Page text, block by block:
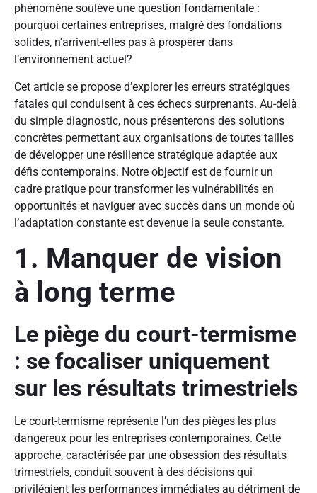
phénomène soulève une question fondamentale :
pourquoi certaines entreprises, malgré des fondations
solides, n’arrivent-elles pas à prospérer dans
l’environnement actuel?
Cet article se propose d’explorer les erreurs stratégiques
fatales qui conduisent à ces échecs surprenants. Au-delà
du simple diagnostic, nous présenterons des solutions
concrètes permettant aux organisations de toutes tailles
de développer une résilience stratégique adaptée aux
défis contemporains. Notre objectif est de fournir un
cadre pratique pour transformer les vulnérabilités en
opportunités et naviguer avec succès dans un monde où
l’adaptation constante est devenue la seule constante.
1. Manquer de vision
à long terme
Le piège du court-termisme
: se focaliser uniquement
sur les résultats trimestriels
Le court-termisme représente l’un des pièges les plus
dangereux pour les entreprises contemporaines. Cette
approche, caractérisée par une obsession des résultats
trimestriels, conduit souvent à des décisions qui
privilégient les performances immédiates au détriment de